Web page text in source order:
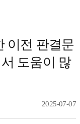
이전 판결문
도움이 많
2025-07-07